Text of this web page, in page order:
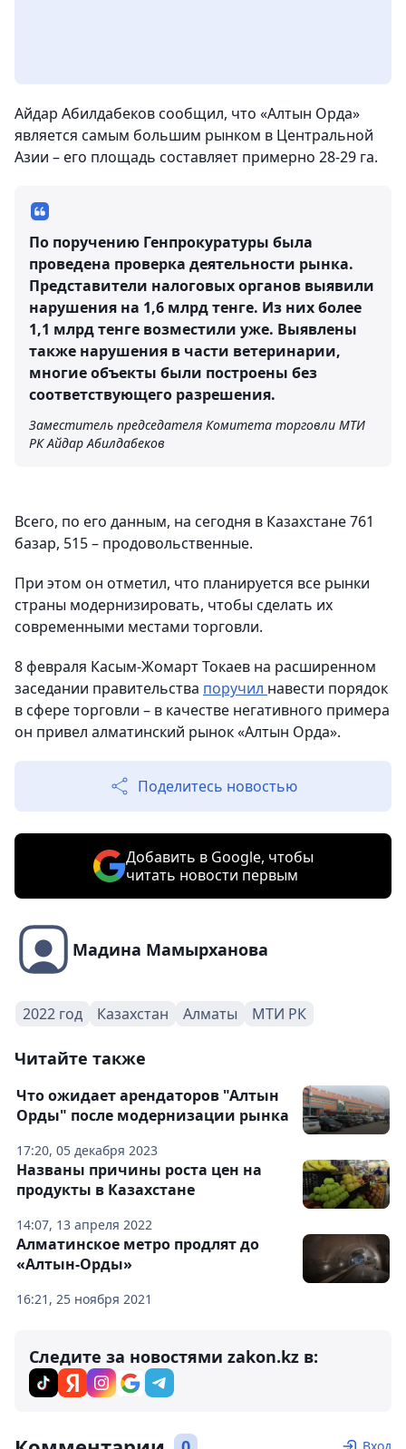
Айдар Абилдабеков сообщил, что «Алтын Орда»
является самым большим рынком в Центральной
Азии – его площадь составляет примерно 28-29 га.
По поручению Генпрокуратуры была
проведена проверка деятельности рынка.
Представители налоговых органов выявили
нарушения на 1,6 млрд тенге. Из них более
1,1 млрд тенге возместили уже. Выявлены
также нарушения в части ветеринарии,
многие объекты были построены без
соответствующего разрешения.
Заместитель председателя Комитета торговли МТИ
РК Айдар Абилдабеков
Всего, по его данным, на сегодня в Казахстане 761
базар, 515 – продовольственные.
При этом он отметил, что планируется все рынки
страны модернизировать, чтобы сделать их
современными местами торговли.
8 февраля Касым-Жомарт Токаев на расширенном
заседании правительства поручил навести порядок
в сфере торговли – в качестве негативного примера
он привел алматинский рынок «Алтын Орда».
Поделитесь новостью
Добавить в Google, чтобы
читать новости первым
Мадина Мамырханова
2022 год Казахстан Алматы МТИ РК
Читайте также
17:20, 05 декабря 2023
Что ожидает арендаторов "Алтын
Орды" после модернизации рынка
14:07, 13 апреля 2022
Названы причины роста цен на
продукты в Казахстане
16:21, 25 ноября 2021
Алматинское метро продлят до
«Алтын-Орды»
Следите за новостями zakon.kz в:
Вход